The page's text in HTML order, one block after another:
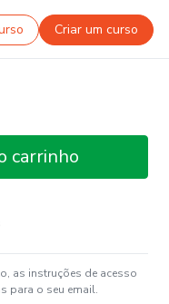
Criar um curso
carrinho
as instruções de acesso
para o seu email.